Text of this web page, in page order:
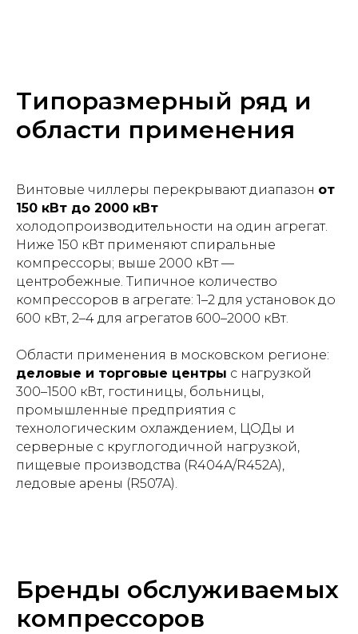
Типоразмерный ряд и
области применения
Винтовые чиллеры перекрывают диапазон от
150 кВт до 2000 кВт
холодопроизводительности на один агрегат.
Ниже 150 кВт применяют спиральные
компрессоры; выше 2000 кВт —
центробежные. Типичное количество
компрессоров в агрегате: 1–2 для установок до
600 кВт, 2–4 для агрегатов 600–2000 кВт.
Области применения в московском регионе:
деловые и торговые центры с нагрузкой
300–1500 кВт, гостиницы, больницы,
промышленные предприятия с
технологическим охлаждением, ЦОДы и
серверные с круглогодичной нагрузкой,
пищевые производства (R404A/R452A),
ледовые арены (R507A).
Бренды обслуживаемых
компрессоров